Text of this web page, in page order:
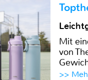
Mit
von
>>